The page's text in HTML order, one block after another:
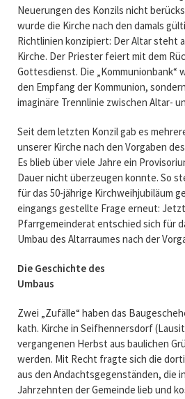
Neuerungen des Konzils nicht
wurde die Kirche nach den damals
Richtlinien konzipiert: Der Altar steht
Kirche. Der Priester feiert mit dem
Gottesdienst. Die „Kommunionbank“
den Empfang der Kommunion,
imaginäre Trennlinie zwischen Altar-
Seit dem letzten Konzil gab es
unserer Kirche nach den Vorgaben
Es blieb über viele Jahre ein
Dauer nicht überzeugen konnte. So
für das 50-jährige Kirchweihjubiläum
eingangs gestellte Frage erneut:
Pfarrgemeinderat entschied sich für
Umbau des Altarraumes nach der
Die Geschichte des
Umbaus
Zwei „Zufälle“ haben das
kath. Kirche in Seifhennersdorf
vergangenen Herbst aus baulichen
werden. Mit Recht fragte sich die
aus den Andachtsgegenständen, die
Jahrzehnten der Gemeinde lieb und